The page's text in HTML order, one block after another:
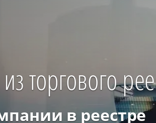
торгового
в реестре